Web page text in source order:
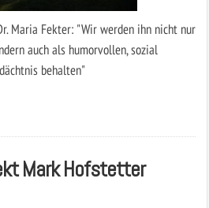
Maria Fekter: "Wir werden ihn nicht nur
auch als humorvollen, sozial
behalten"
Mark Hofstetter